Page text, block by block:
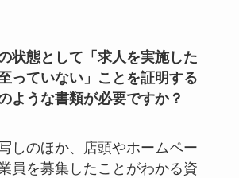
状態として「求人を実施した
っていない」ことを証明する
ような書類が必要ですか？
しのほか、店頭やホームペー
員を募集したことがわかる資